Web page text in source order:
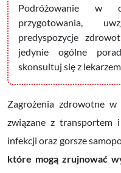
Podróżowanie w
przygotowania,
predyspozycje
jedynie ogólne
skonsultuj się z
Zagrożenia zdrowotne w
związane z transportem
infekcji oraz gorsze
które mogą zrujnować